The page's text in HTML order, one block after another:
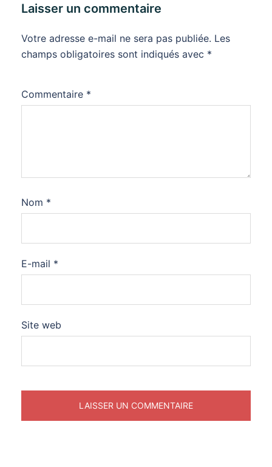
Laisser un commentaire
Votre adresse e-mail ne sera pas publiée. Les
champs obligatoires sont indiqués avec *
Commentaire *
Nom *
E-mail *
Site web